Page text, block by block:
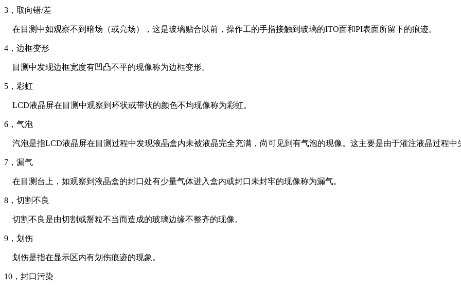
3 ，取向错/差
在目测中如观察不到暗场（或亮场），这是玻璃贴合以前，操作工的手指接触到玻璃的ITO面和PI表面所留下的痕迹。
4 ，边框变形
目测中发现边框宽度有凹凸不平的现像称为边框变形。
5 ，彩虹
LCD液晶屏在目测中观察到环状或带状的颜色不均现像称为彩虹。
6 ，气泡
汽泡是指LCD液晶屏在目测过程中发现液晶盒内未被液晶完全充满，尚可见到有气泡的现像。这主要是由于灌注液晶过程中
7 ，漏气
在目测台上，如观察到液晶盒的封口处有少量气体进入盒内或封口未封牢的现像称为漏气。
8 ，切割不良
切割不良是由切割或掰粒不当而造成的玻璃边缘不整齐的现像。
9 ，划伤
划伤是指在显示区内有划伤痕迹的现象。
10 ，封口污染